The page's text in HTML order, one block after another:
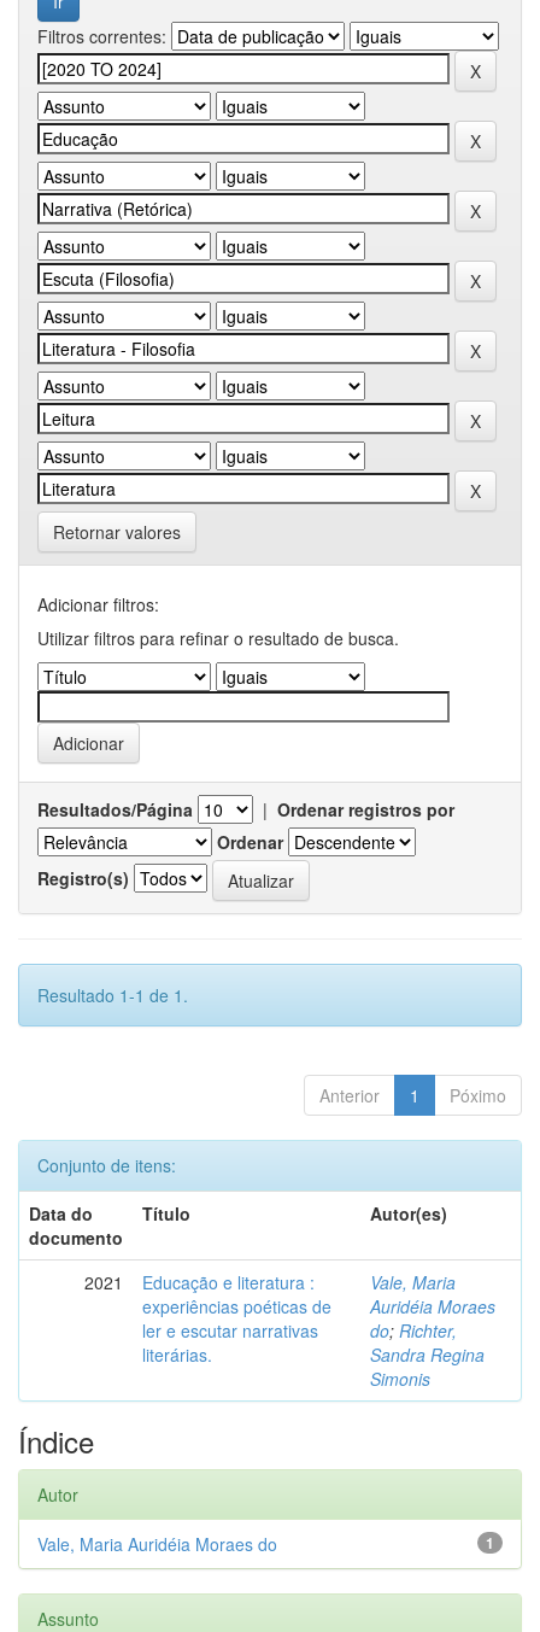
Filtros correntes:
Retornar valores
Adicionar filtros:
Utilizar filtros para refinar o resultado de busca.
Resultados/Página | Ordenar registros por
Ordenar
Registro(s)
Resultado 1-1 de 1.
Anterior 1 Póximo
Conjunto de itens:
Data do
documento
Título Autor(es)
2021
Educação e literatura :
experiências poéticas de
ler e escutar narrativas
literárias.
Vale, Maria
Auridéia Moraes
do; Richter,
Sandra Regina
Simonis
Índice
Autor
1
Vale, Maria Auridéia Moraes do
Assunto